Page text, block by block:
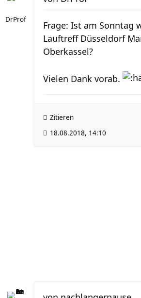
DrProf
Frage: Ist am Sonntag
Lauftreff Düsseldorf
Oberkassel?
Vielen Dank vorab.
Zitieren
18.08.2018, 14:10